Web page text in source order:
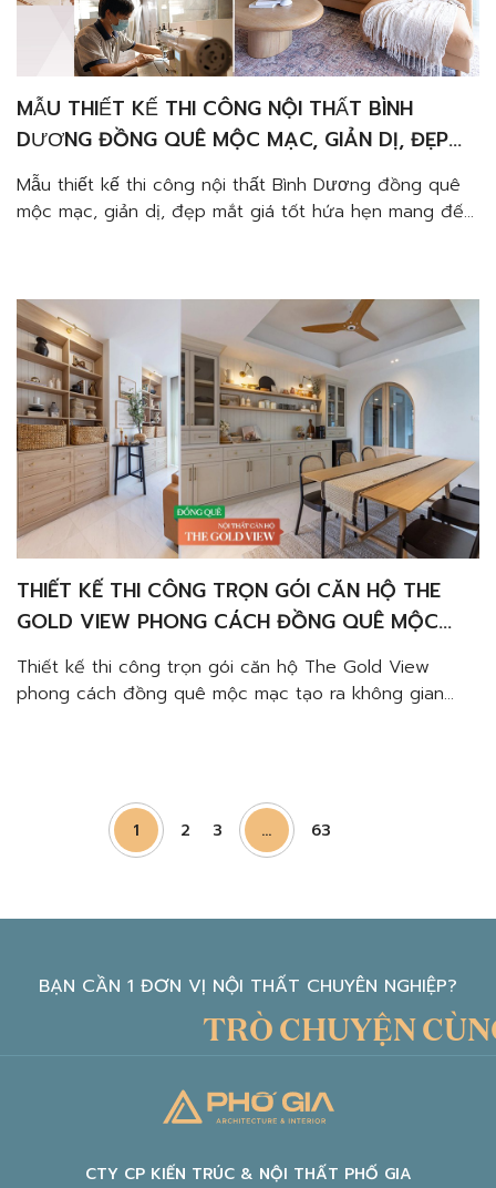
MẪU THIẾT KẾ THI CÔNG NỘI THẤT BÌNH
DƯƠNG ĐỒNG QUÊ MỘC MẠC, GIẢN DỊ, ĐẸP
MẮT GIÁ TỐT
Mẫu thiết kế thi công nội thất Bình Dương đồng quê
mộc mạc, giản dị, đẹp mắt giá tốt hứa hẹn mang đến
THIẾT KẾ THI CÔNG TRỌN GÓI CĂN HỘ THE
GOLD VIEW PHONG CÁCH ĐỒNG QUÊ MỘC
MẠC
Thiết kế thi công trọn gói căn hộ The Gold View
phong cách đồng quê mộc mạc tạo ra không gian
bằng hơn. […]
1 2 3 … 63
BẠN CẦN 1 ĐƠN VỊ NỘI THẤT CHUYÊN NGHIỆP?
TRÒ CHUYỆN CÙNG
CTY CP KIẾN TRÚC & NỘI THẤT PHỐ GIA